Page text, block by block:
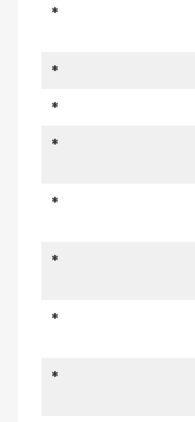
*
*
*
*
*
*
*
*